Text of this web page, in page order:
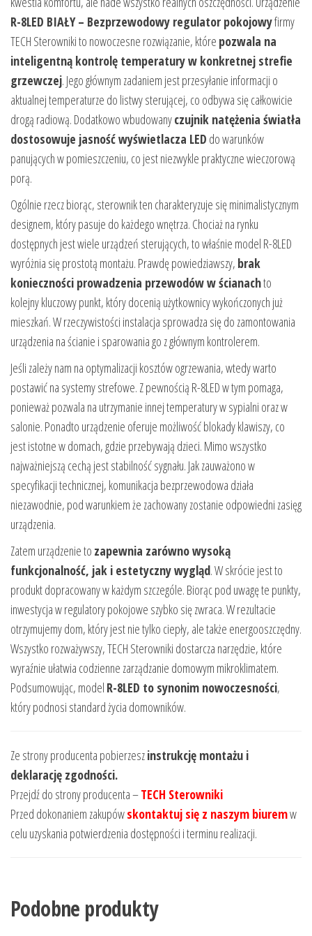
R-8LED BIAŁY – Bezprzewodowy regulator pokojowyfirmy
TECH Sterowniki to nowoczesne rozwiązanie, które pozwala na
inteligentną kontrolę temperatury w konkretnej strefie
grzewczej. Jego głównym zadaniem jest przesyłanie informacji o
aktualnej temperaturze do listwy sterującej, co odbywa się całkowicie
drogą radiową. Dodatkowo wbudowanyczujnik natężenia światła
dostosowuje jasność wyświetlacza LED do warunków
panujących w pomieszczeniu, co jest niezwykle praktyczne wieczorową
porą.
Ogólnie rzecz biorąc, sterownik ten charakteryzuje się minimalistycznym
designem, który pasuje do każdego wnętrza. Chociaż na rynku
dostępnych jest wiele urządzeń sterujących, to właśnie model R-8LED
wyróżnia się prostotą montażu. Prawdę powiedziawszy, brak
konieczności prowadzenia przewodów w ścianachto
kolejny kluczowy punkt, który docenią użytkownicy wykończonych już
mieszkań. W rzeczywistości instalacja sprowadza się do zamontowania
urządzenia na ścianie i sparowania go z głównym kontrolerem.
Jeśli zależy nam na optymalizacji kosztów ogrzewania, wtedy warto
postawić na systemy strefowe. Z pewnością R-8LED w tym pomaga,
ponieważ pozwala na utrzymanie innej temperatury w sypialni oraz w
salonie. Ponadto urządzenie oferuje możliwość blokady klawiszy, co
jest istotne w domach, gdzie przebywają dzieci. Mimo wszystko
najważniejszą cechą jest stabilność sygnału. Jak zauważono w
specyfikacji technicznej, komunikacja bezprzewodowa działa
niezawodnie, pod warunkiem że zachowany zostanie odpowiedni zasięg
urządzenia.
Zatem urządzenie to zapewnia zarówno wysoką
funkcjonalność, jak i estetyczny wygląd. W skrócie jest to
produkt dopracowany w każdym szczególe. Biorąc pod uwagę te punkty,
inwestycja w regulatory pokojowe szybko się zwraca. W rezultacie
otrzymujemy dom, który jest nie tylko ciepły, ale także energooszczędny.
Wszystko rozważywszy, TECH Sterowniki dostarcza narzędzie, które
wyraźnie ułatwia codzienne zarządzanie domowym mikroklimatem.
Podsumowując, model R-8LED to synonim nowoczesności,
który podnosi standard życia domowników.
Ze strony producenta pobierzeszinstrukcję montażu i
deklarację zgodności.
Przejdź do strony producenta –TECH Sterowniki
Przed dokonaniem zakupówskontaktuj się z naszym biuremw
celu uzyskania potwierdzenia dostępności i terminu realizacji.
Podobne produkty